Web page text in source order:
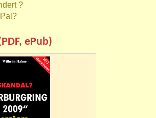
?
ePub)